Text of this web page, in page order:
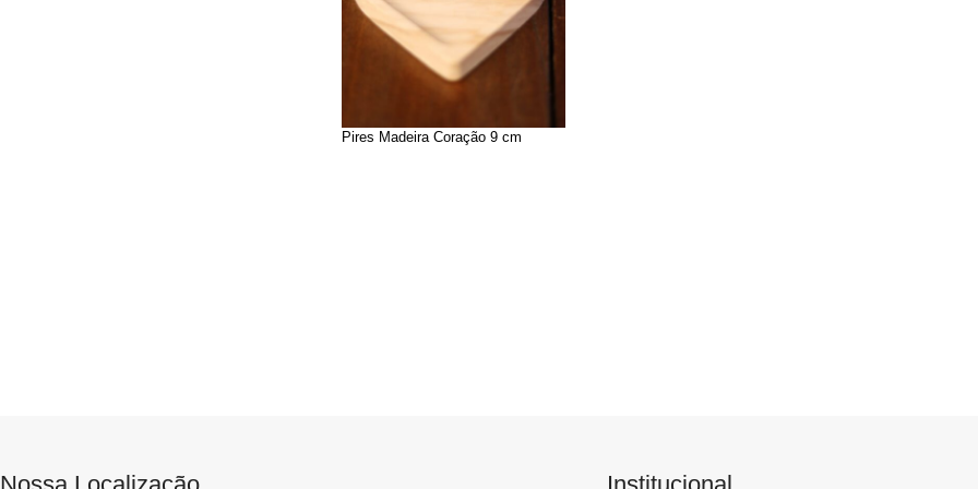
Pires Madeira Coração 9 cm